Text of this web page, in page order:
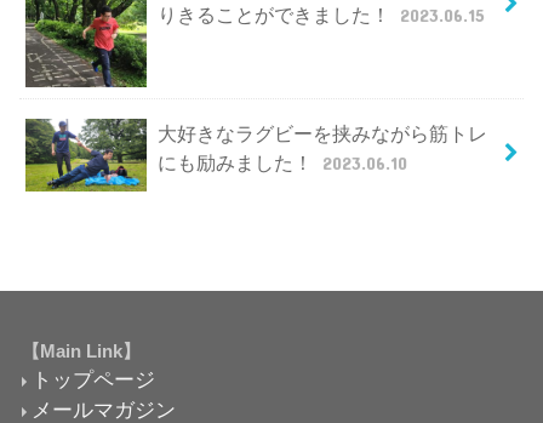
りきることができました！
2023.06.15
大好きなラグビーを挟みながら筋トレ
にも励みました！
2023.06.10
【Main Link】
トップページ
メールマガジン